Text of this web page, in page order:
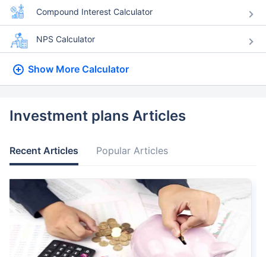
Compound Interest Calculator
NPS Calculator
Show More Calculator
Investment plans Articles
Recent Articles Popular Articles